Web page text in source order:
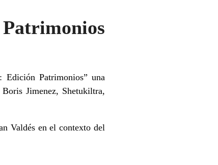
Patrimonios” una
Jimenez, Shetukiltra,
Valdés en el contexto del